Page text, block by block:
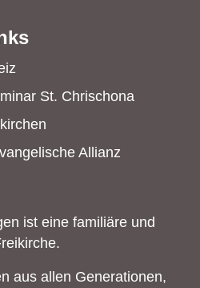
St. Chrischona
Allianz
ist eine familiäre und
aus allen Generationen,